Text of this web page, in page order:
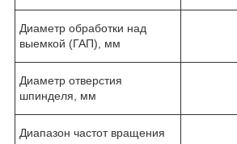
Диаметр обработки над
выемкой (ГАП), мм
Диаметр отверстия
шпинделя, мм
Диапазон частот вращения